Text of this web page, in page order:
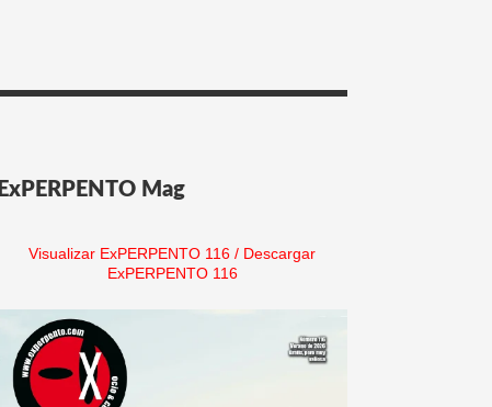
ExPERPENTO Mag
Visualizar ExPERPENTO 116 / Descargar
ExPERPENTO 116